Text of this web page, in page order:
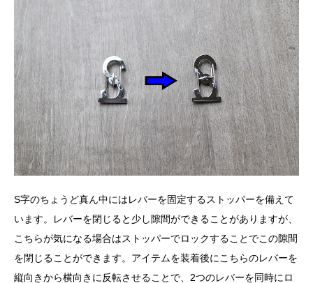
S字のちょうど真ん中にはレバーを固定するストッパーを備えて
います。レバーを閉じると少し隙間ができることがありますが、
こちらが気になる場合はストッパーでロックすることでこの隙間
を閉じることができます。アイテムを装着後にこちらのレバーを
縦向きから横向きに反転させることで、2つのレバーを同時にロ